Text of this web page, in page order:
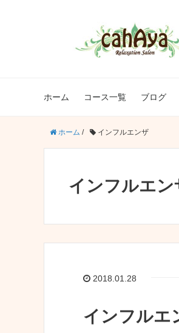
ホーム コース一覧 ブログ
ホーム / インフルエンザ
インフルエン
2018.01.28
インフルエ